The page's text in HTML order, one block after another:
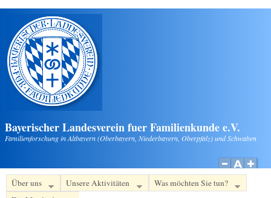
Direkt zum Inhalt
Bayerischer Landesverein fuer Familienkunde e.V.
Familienforschung in Altbayern (Oberbayern, Niederbayern, Oberpfalz) und Schwaben
Über uns Unsere Aktivitäten
Was möchten Sie tun?